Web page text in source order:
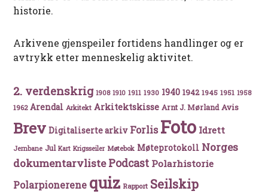
historie.
Arkivene gjenspeiler fortidens handlinger og er
avtrykk etter menneskelig aktivitet.
2. verdenskrig 1908 1910 1911 1930 1940 1942 1945 1951 1958
1962 Arendal Arkitekt Arkitektskisse Arnt J. Mørland Avis
Brev Digitaliserte arkiv Forlis Foto Idrett
Jernbane Jul Kart Krigsseiler Møtebok Møteprotokoll Norges
dokumentarvlistePodcast Polarhistorie
Polarpionerene quiz Rapport Seilskip